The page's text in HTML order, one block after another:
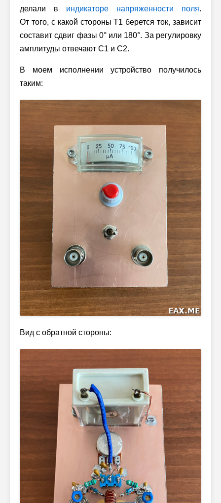
делали в индикаторе напряженности поля.
От того, с какой стороны T1 берется ток, зависит
составит сдвиг фазы 0° или 180°. За регулировку
амплитуды отвечают С1 и C2.
В моем исполнении устройство получилось
таким:
Вид с обратной стороны: